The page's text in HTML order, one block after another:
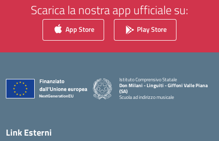
Scarica la nostra app ufficiale su:
App Store Play Store
Istituto Comprensivo Statale
Don Milani - Linguiti - Giffoni Valle Piana
(SA)
Scuola ad indirizzo musicale
Link Esterni